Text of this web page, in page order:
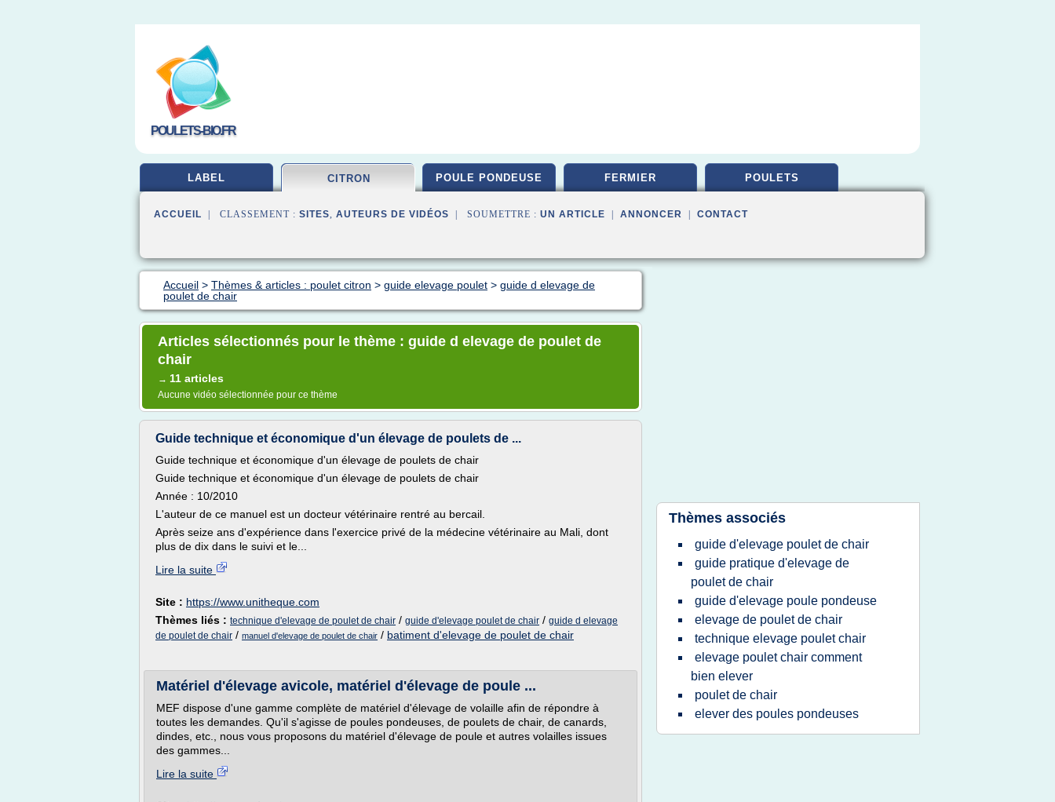
POULETS-BIO.FR
LABEL CITRON POULE PONDEUSE FERMIER POULETS
ACCUEIL | CLASSEMENT : SITES, AUTEURS DE VIDÉOS | SOUMETTRE : UN ARTICLE ANNONCER CONTACT
Accueil > Thèmes & articles : poulet citron > guide elevage poulet > guide d elevage de
poulet de chair
Articles sélectionnés pour le thème : guide d elevage de poulet de
chair
→ 11 articles
Aucune vidéo sélectionnée pour ce thème
Guide technique et économique d'un élevage de poulets de ...
Guide technique et économique d'un élevage de poulets de chair
Guide technique et économique d'un élevage de poulets de chair
Année : 10/2010
L'auteur de ce manuel est un docteur vétérinaire rentré au bercail.
Après seize ans d'expérience dans l'exercice privé de la médecine vétérinaire au Mali, dont
plus de dix dans le suivi et le...
Lire la suite
Site : https://www.unitheque.com
Thèmes liés : technique d'elevage de poulet de chair / guide d'elevage poulet de chair / guide d elevage
de poulet de chair / manuel d'elevage de poulet de chair / batiment d'elevage de poulet de chair
Matériel d'élevage avicole, matériel d'élevage de poule ...
MEF dispose d'une gamme complète de matériel d'élevage de volaille afin de répondre à
toutes les demandes. Qu'il s'agisse de poules pondeuses, de poulets de chair, de canards,
dindes, etc., nous vous proposons du matériel d'élevage de poule et autres volailles issues
des gammes...
Lire la suite
Thèmes associés
guide d'elevage poulet de chair
guide pratique d'elevage de
poulet de chair
guide d'elevage poule pondeuse
elevage de poulet de chair
technique elevage poulet chair
elevage poulet chair comment
bien elever
poulet de chair
elever des poules pondeuses